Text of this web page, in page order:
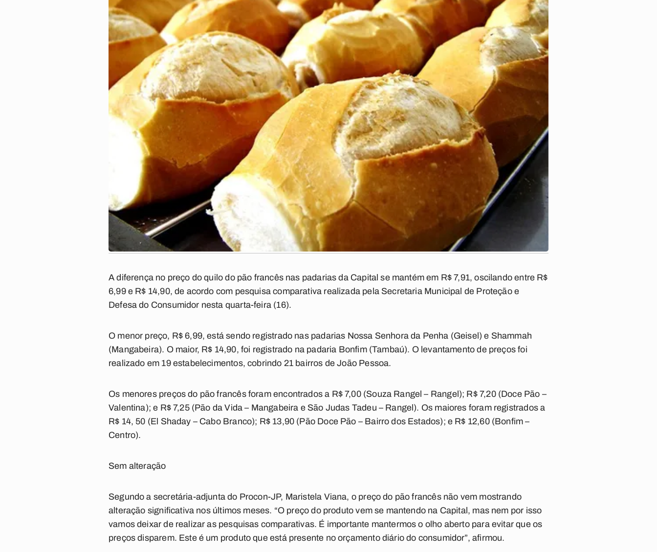
A diferença no preço do quilo do pão francês nas padarias da Capital se mantém em R$ 7,91, oscilando entre R$
6,99 e R$ 14,90, de acordo com pesquisa comparativa realizada pela Secretaria Municipal de Proteção e
Defesa do Consumidor nesta quarta-feira (16).
O menor preço, R$ 6,99, está sendo registrado nas padarias Nossa Senhora da Penha (Geisel) e Shammah
(Mangabeira). O maior, R$ 14,90, foi registrado na padaria Bonfim (Tambaú). O levantamento de preços foi
realizado em 19 estabelecimentos, cobrindo 21 bairros de João Pessoa.
Os menores preços do pão francês foram encontrados a R$ 7,00 (Souza Rangel – Rangel); R$ 7,20 (Doce Pão –
Valentina); e R$ 7,25 (Pão da Vida – Mangabeira e São Judas Tadeu – Rangel). Os maiores foram registrados a
R$ 14, 50 (El Shaday – Cabo Branco); R$ 13,90 (Pão Doce Pão – Bairro dos Estados); e R$ 12,60 (Bonfim –
Centro).
Sem alteração
Segundo a secretária-adjunta do Procon-JP, Maristela Viana, o preço do pão francês não vem mostrando
alteração significativa nos últimos meses. “O preço do produto vem se mantendo na Capital, mas nem por isso
vamos deixar de realizar as pesquisas comparativas. É importante mantermos o olho aberto para evitar que os
preços disparem. Este é um produto que está presente no orçamento diário do consumidor”, afirmou.